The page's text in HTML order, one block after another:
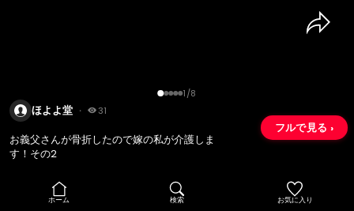
1/8
ほよよ堂 ・ 31
お義父さんが骨折したので嫁の私が介護しま
す！その2
フルで見る ›
ホーム 検索 お気に入り